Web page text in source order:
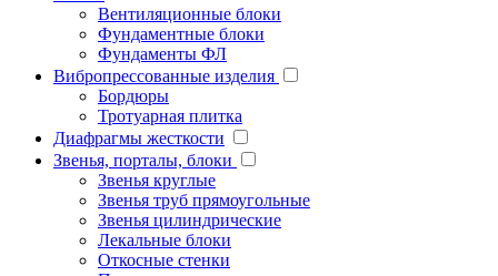
Вентиляционные блоки
Фундаментные блоки
Фундаменты ФЛ
Вибропрессованные изделия
Бордюры
Тротуарная плитка
Диафрагмы жесткости
Звенья, порталы, блоки
Звенья круглые
Звенья труб прямоугольные
Звенья цилиндрические
Лекальные блоки
Откосные стенки